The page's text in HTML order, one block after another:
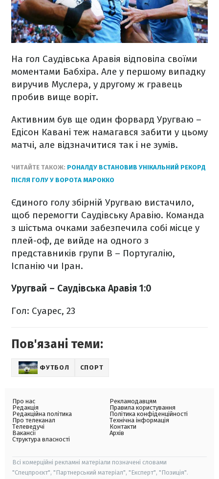
На гол Саудівська Аравія відповіла своїми
моментами Бабхіра. Але у першому випадку
виручив Муслера, у другому ж гравець
пробив вище воріт.
Активним був ще один форвард Уругваю –
Едісон Кавані теж намагався забити у цьому
матчі, але відзначитися так і не зумів.
ЧИТАЙТЕ ТАКОЖ: РОНАЛДУ ВСТАНОВИВ УНІКАЛЬНИЙ РЕКОРД
ПІСЛЯ ГОЛУ У ВОРОТА МАРОККО
Єдиного голу збірній Уругваю вистачило,
щоб перемогти Саудівську Аравію. Команда
з шістьма очками забезпечила собі місце у
плей-оф, де вийде на одного з
представників групи B – Португалію,
Іспанію чи Іран.
Уругвай – Саудівська Аравія 1:0
Гол: Суарес, 23
Пов'язані теми:
ФУТБОЛ СПОРТ
Про нас
Редакція
Редакційна політика
Про телеканал
Телеведучі
Вакансії
Структура власності
Рекламодавцям
Правила користування
Політика конфіденційності
Технічна інформація
Контакти
Архів
Всі комерційні рекламні матеріали позначені словами
"Спецпроєкт", "Партнерський матеріал", "Експерт", "Позиція".